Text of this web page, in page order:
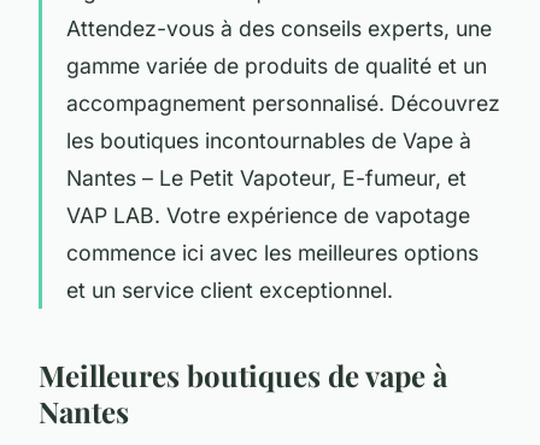
Attendez-vous à des conseils experts, une
gamme variée de produits de qualité et un
accompagnement personnalisé. Découvrez
les boutiques incontournables de Vape à
Nantes – Le Petit Vapoteur, E-fumeur, et
VAP LAB. Votre expérience de vapotage
commence ici avec les meilleures options
et un service client exceptionnel.
Meilleures boutiques de vape à
Nantes